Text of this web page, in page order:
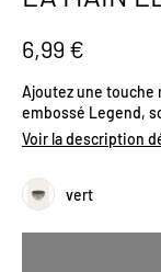
la
Galerie
d’images
6,99 €
Ajoutez une touche
embossé Legend,
savoir-faire
évoquent les
stylisés. Chaque
vos présentations,
délicates ou
micro-ondes, elle
Voir la description
vert